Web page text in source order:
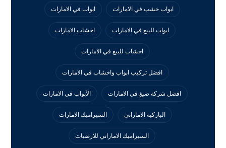
ابواب خشب في الامارات ابواب في الامارات
ابواب للبيع في الامارات اخشاب الامارات
اخشاب للبيع في الامارات
افضل تركيب ابواب واخشاب في الامارات
افضل شركة صبغ في الامارات الأبواب في الامارات
الباركيه الاماراتي السيراميك الامارات
السيراميك الاماراتي للارضيات